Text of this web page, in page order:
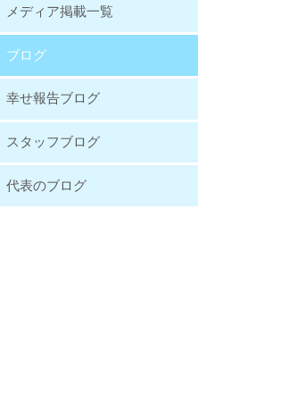
メディア掲載一覧
ブログ
幸せ報告ブログ
スタッフブログ
代表のブログ